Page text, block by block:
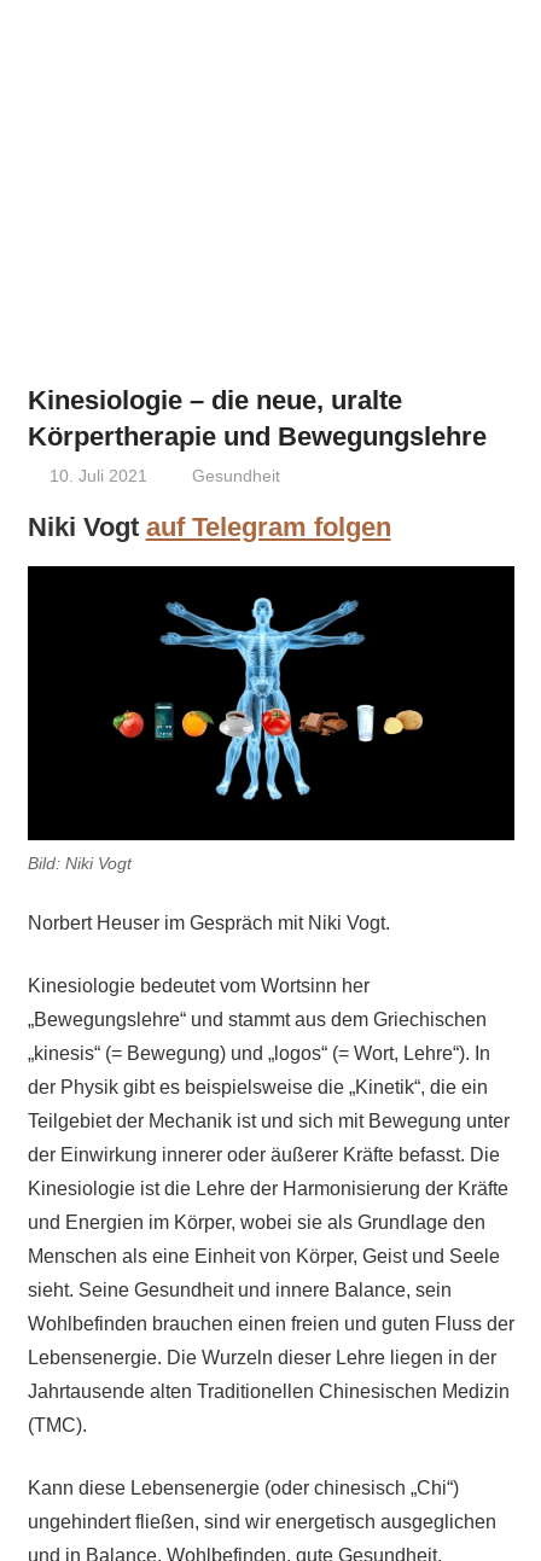
Kinesiologie – die neue, uralte
Körpertherapie und Bewegungslehre
10. Juli 2021 Niki Vogt
Gesundheit
Niki Vogt auf Telegram folgen
Bild: Niki Vogt
Norbert Heuser im Gespräch mit Niki Vogt.
Kinesiologie bedeutet vom Wortsinn her
„Bewegungslehre“ und stammt aus dem Griechischen
„kinesis“ (= Bewegung) und „logos“ (= Wort, Lehre“). In
der Physik gibt es beispielsweise die „Kinetik“, die ein
Teilgebiet der Mechanik ist und sich mit Bewegung unter
der Einwirkung innerer oder äußerer Kräfte befasst. Die
Kinesiologie ist die Lehre der Harmonisierung der Kräfte
und Energien im Körper, wobei sie als Grundlage den
Menschen als eine Einheit von Körper, Geist und Seele
sieht. Seine Gesundheit und innere Balance, sein
Wohlbefinden brauchen einen freien und guten Fluss der
Lebensenergie. Die Wurzeln dieser Lehre liegen in der
Jahrtausende alten Traditionellen Chinesischen Medizin
(TMC).
Kann diese Lebensenergie (oder chinesisch „Chi“)
ungehindert fließen, sind wir energetisch ausgeglichen
und in Balance. Wohlbefinden, gute Gesundheit,